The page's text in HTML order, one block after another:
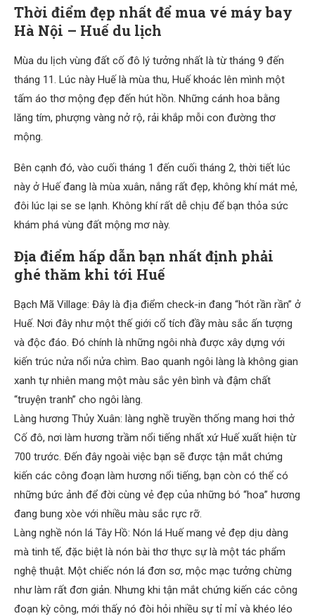
Thời điểm đẹp nhất để mua vé máy bay
Hà Nội – Huế du lịch
Mùa du lịch vùng đất cố đô lý tưởng nhất là từ tháng 9 đến
tháng 11. Lúc này Huế là mùa thu, Huế khoác lên mình một
tấm áo thơ mộng đẹp đến hút hồn. Những cánh hoa bằng
lăng tím, phượng vàng nở rộ, rải khắp mỗi con đường thơ
mộng.
Bên cạnh đó, vào cuối tháng 1 đến cuối tháng 2, thời tiết lúc
này ở Huế đang là mùa xuân, nắng rất đẹp, không khí mát mẻ,
đôi lúc lại se se lạnh. Không khí rất dễ chịu để bạn thỏa sức
khám phá vùng đất mộng mơ này.
Địa điểm hấp dẫn bạn nhất định phải
ghé thăm khi tới Huế
Bạch Mã Village: Đây là địa điểm check-in đang “hót rần rần” ở
Huế. Nơi đây như một thế giới cổ tích đầy màu sắc ấn tượng
và độc đáo. Đó chính là những ngôi nhà được xây dựng với
kiến trúc nửa nổi nửa chìm. Bao quanh ngôi làng là không gian
xanh tự nhiên mang một màu sắc yên bình và đậm chất
“truyện tranh” cho ngôi làng.
Làng hương Thủy Xuân: làng nghề truyền thống mang hơi thở
Cố đô, nơi làm hương trầm nổi tiếng nhất xứ Huế xuất hiện từ
700 trước. Đến đây ngoài việc bạn sẽ được tận mắt chứng
kiến các công đoạn làm hương nổi tiếng, bạn còn có thể có
những bức ảnh để đời cùng vẻ đẹp của những bó “hoa” hương
đang bung xòe với nhiều màu sắc rực rỡ.
Làng nghề nón lá Tây Hồ: Nón lá Huế mang vẻ đẹp dịu dàng
mà tinh tế, đặc biệt là nón bài thơ thực sự là một tác phẩm
nghệ thuật. Một chiếc nón lá đơn sơ, mộc mạc tưởng chừng
như làm rất đơn giản. Nhưng khi tận mắt chứng kiến các công
đoạn kỳ công, mới thấy nó đòi hỏi nhiều sự tỉ mỉ và khéo léo